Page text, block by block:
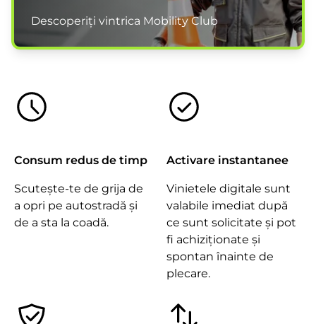
Descoperiți vintrica Mobility Club
Consum redus de timp
Scutește-te de grija de
a opri pe autostradă și
de a sta la coadă.
Activare instantanee
Vinietele digitale sunt
valabile imediat după
ce sunt solicitate și pot
fi achiziționate și
spontan înainte de
plecare.